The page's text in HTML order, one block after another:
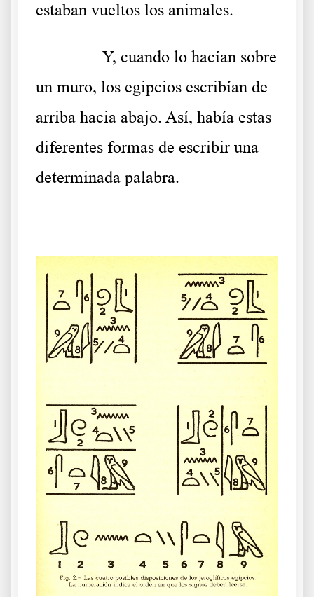
estaban vueltos los animales.
Y, cuando lo hacían sobre
un muro, los egipcios escribían de
arriba hacia abajo. Así, había estas
diferentes formas de escribir una
determinada palabra.